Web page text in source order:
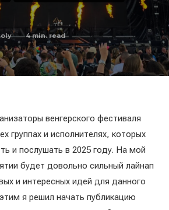
4min. read
венгерского фестиваля
группах и исполнителях, которых
и послушать в 2025 году. На мой
будет довольно сильный лайнап
и интересных идей для данного
я решил начать публикацию